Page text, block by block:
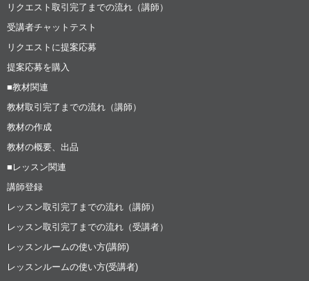
リクエスト取引完了までの流れ（講師）
受講者チャットテスト
リクエストに提案応募
提案応募を購入
■教材関連
教材取引完了までの流れ（講師）
教材の作成
教材の概要、出品
■レッスン関連
講師登録
レッスン取引完了までの流れ（講師）
レッスン取引完了までの流れ（受講者）
レッスンルームの使い方(講師)
レッスンルームの使い方(受講者)